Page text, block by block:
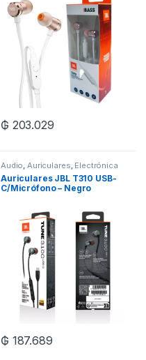
₲ 203.029
Audio,Auriculares, Electrónica
Auriculares JBL T310 USB-
C/Micrófono – Negro
₲ 187.689